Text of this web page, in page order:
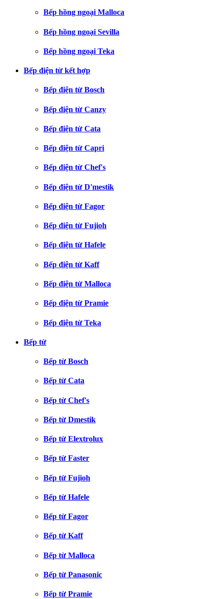
Bếp hồng ngoại Malloca
Bếp hồng ngoại Sevilla
Bếp hồng ngoại Teka
Bếp điện từ kết hợp
Bếp điện từ Bosch
Bếp điện từ Canzy
Bếp điện từ Cata
Bếp điện từ Capri
Bếp điện từ Chef's
Bếp điện từ D'mestik
Bếp điện từ Fagor
Bếp điện từ Fujioh
Bếp điện từ Hafele
Bếp điện từ Kaff
Bếp điện từ Malloca
Bếp điện từ Pramie
Bếp điện từ Teka
Bếp từ
Bếp từ Bosch
Bếp từ Cata
Bếp từ Chef's
Bếp từ Dmestik
Bếp từ Elextrolux
Bếp từ Faster
Bếp từ Fujioh
Bếp từ Hafele
Bếp từ Fagor
Bếp từ Kaff
Bếp từ Malloca
Bếp từ Panasonic
Bếp từ Pramie